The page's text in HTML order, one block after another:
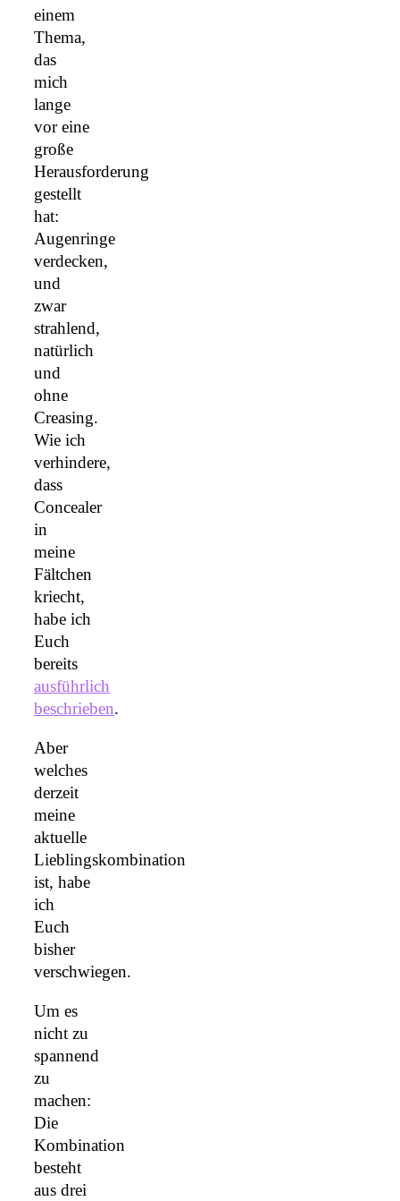
einem
Thema,
das
mich
lange
vor eine
große
Herausforderung
gestellt
hat:
Augenringe
verdecken,
und
zwar
strahlend,
natürlich
und
ohne
Creasing.
Wie ich
verhindere,
dass
Concealer
in
meine
Fältchen
kriecht,
habe ich
Euch
bereits
ausführlich
beschrieben.
Aber
welches
derzeit
meine
aktuelle
Lieblingskombination
ist, habe
ich
Euch
bisher
verschwiegen.
Um es
nicht zu
spannend
zu
machen:
Die
Kombination
besteht
aus drei